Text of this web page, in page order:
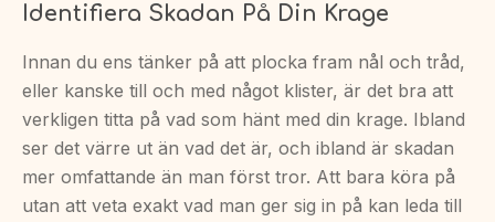
Identifiera Skadan På Din Krage
Innan du ens tänker på att plocka fram nål och tråd,
eller kanske till och med något klister, är det bra att
verkligen titta på vad som hänt med din krage. Ibland
ser det värre ut än vad det är, och ibland är skadan
mer omfattande än man först tror. Att bara köra på
utan att veta exakt vad man ger sig in på kan leda till